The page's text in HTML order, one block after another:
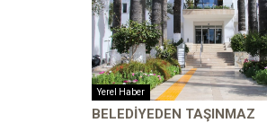
Yerel Haber
BELEDIYEDEN TAŞINMAZ